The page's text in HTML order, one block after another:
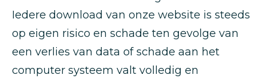
Iedere download van onze website is steeds
op eigen risico en schade ten gevolge van
een verlies van data of schade aan het
computer systeem valt volledig en